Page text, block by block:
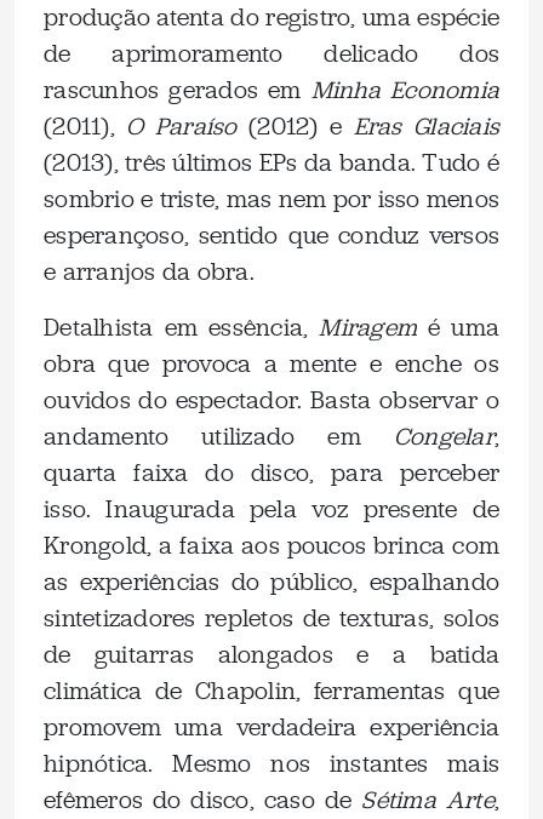
produção atenta do registro, uma espécie
de aprimoramento delicado dos
rascunhos gerados em Minha Economia
(2011), O Paraíso(2012) e Eras Glaciais
(2013), três últimos EPs da banda. Tudo é
sombrio e triste, mas nem por isso menos
esperançoso, sentido que conduz versos
e arranjos da obra.
Detalhista em essência,Miragem é uma
obra que provoca a mente e enche os
ouvidos do espectador. Basta observar o
andamento utilizado em Congelar,
quarta faixa do disco, para perceber
isso. Inaugurada pela voz presente de
Krongold, a faixa aos poucos brinca com
as experiências do público, espalhando
sintetizadores repletos de texturas, solos
de guitarras alongados e a batida
climática de Chapolin, ferramentas que
promovem uma verdadeira experiência
hipnótica. Mesmo nos instantes mais
efêmeros do disco, caso de Sétima Arte,